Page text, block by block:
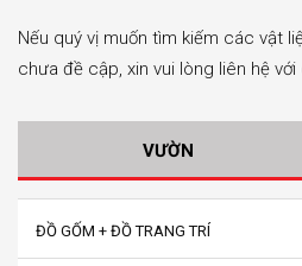
Nếu quý vị muốn tìm kiếm các vật
chưa đề cập, xin vui lòng liên hệ
VƯỜN
ĐỒ GỐM + ĐỒ TRANG TRÍ